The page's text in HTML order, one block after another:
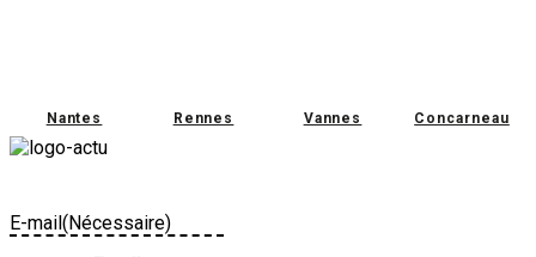
Nantes Rennes Vannes Concarneau
E-mail (Nécessaire)